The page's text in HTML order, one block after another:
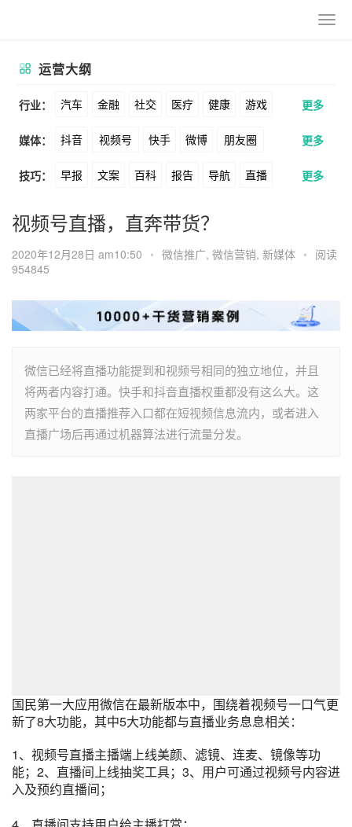
运营大纲
行业： 汽车 金融 社交 医疗 健康 游戏
动漫 美妆 美食 家装 教育 婚纱
酒旅 母婴 宠物 文娱 跨境 科技
广告 元宇宙 房地产
更多
媒体： 抖音 视频号 快手 微博 朋友圈
公众号 B站 小红书 头条 知乎
Soul 360 百度 搜狗 爱奇艺
美图 最右 神马 谷歌 Facebook
更多
技巧： 早报 文案 百科 报告 导航 直播
卖货 脚本 话术 电商
涨粉 广告 推广 方案 策划 案例
KOL 元宇宙 跨境 青瓜通
更多
视频号直播，直奔带货？
2020年12月28日 am10:50 • 微信推广, 微信营销, 新媒体 • 阅读
954845
微信已经将直播功能提到和视频号相同的独立地位，并且
将两者内容打通。快手和抖音直播权重都没有这么大。这
两家平台的直播推荐入口都在短视频信息流内，或者进入
直播广场后再通过机器算法进行流量分发。
国民第一大应用微信在最新版本中，围绕着视频号一口气更
新了8大功能，其中5大功能都与直播业务息息相关：
1、 视频号直播主播端上线美颜、滤镜、连麦、镜像等功
能；2、直播间上线抽奖工具；3、用户可通过视频号内容进
入及预约直播间；